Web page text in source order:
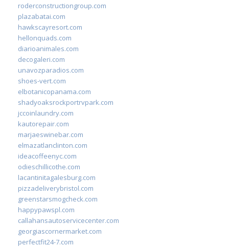
roderconstructiongroup.com
plazabatai.com
hawkscayresort.com
hellonquads.com
diarioanimales.com
decogaleri.com
unavozparadios.com
shoes-vert.com
elbotanicopanama.com
shadyoaksrockportrvpark.com
jccoinlaundry.com
kautorepair.com
marjaeswinebar.com
elmazatlanclinton.com
ideacoffeenyc.com
odieschillicothe.com
lacantinitagalesburg.com
pizzadeliverybristol.com
greenstarsmogcheck.com
happypawspl.com
callahansautoservicecenter.com
georgiascornermarket.com
perfectfit24-7.com